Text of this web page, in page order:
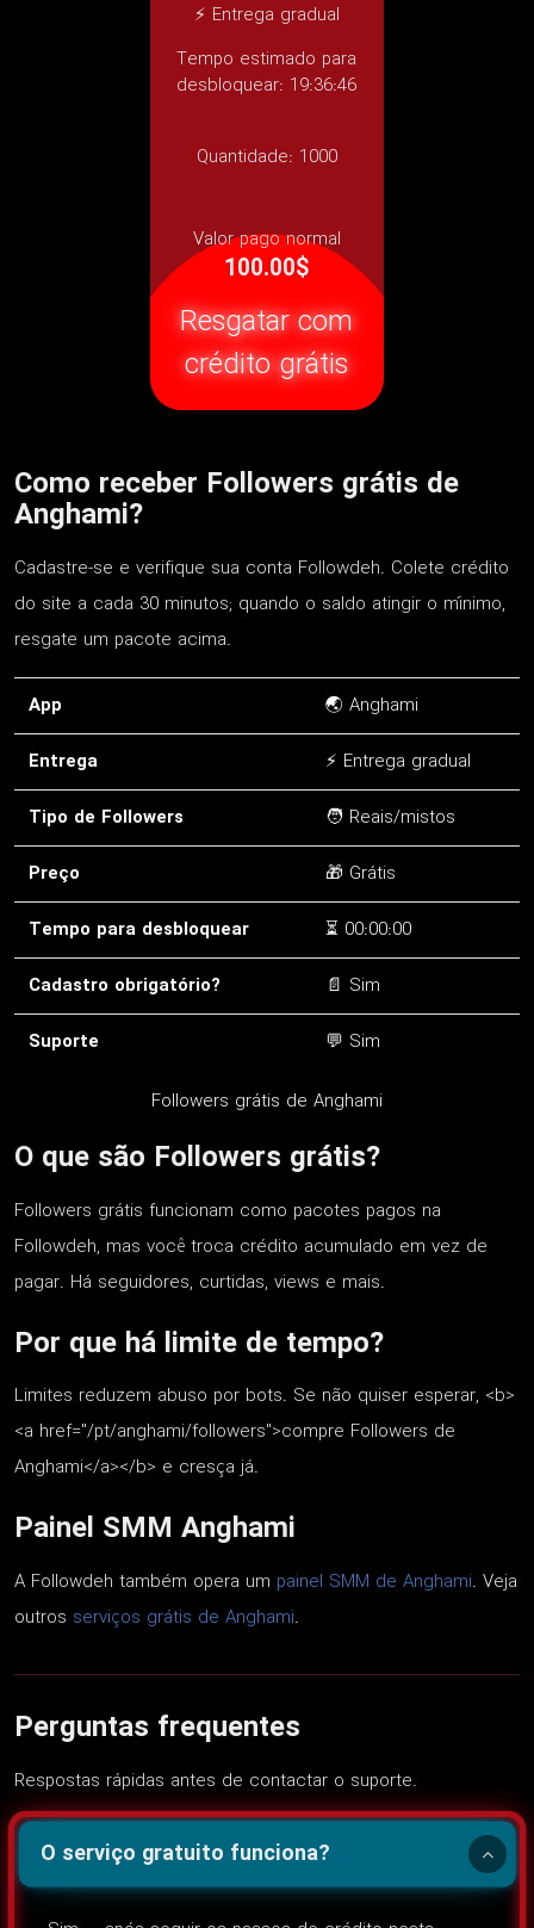
⚡ Entrega gradual
Tempo estimado para
desbloquear: 19:36:46
Quantidade: 1000
Valor pago normal
100.00$
Resgatar com
crédito grátis
Como receber Followers grátis de
Anghami?
Cadastre-se e verifique sua conta Followdeh. Colete crédito
do site a cada 30 minutos; quando o saldo atingir o mínimo,
resgate um pacote acima.
App
🌏 Anghami
Entrega
⚡ Entrega gradual
Tipo de Followers
🧑 Reais/mistos
Preço
🎁 Grátis
Tempo para desbloquear
⏳ 00:00:00
Cadastro obrigatório?
📄 Sim
Suporte
💬 Sim
Followers grátis de Anghami
O que são Followers grátis?
Followers grátis funcionam como pacotes pagos na
Followdeh, mas você troca crédito acumulado em vez de
pagar. Há seguidores, curtidas, views e mais.
Por que há limite de tempo?
Limites reduzem abuso por bots. Se não quiser esperar, <b>
<a href="/pt/anghami/followers">compre Followers de
Anghami</a></b> e cresça já.
Painel SMM Anghami
A Followdeh também opera um painel SMM de Anghami. Veja
outros serviços grátis de Anghami.
Perguntas frequentes
Respostas rápidas antes de contactar o suporte.
O serviço gratuito funciona?